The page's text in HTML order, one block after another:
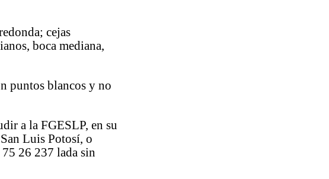
cejas
boca mediana,
puntos blancos y no
a la FGESLP, en su
Luis Potosí, o
26 237 lada sin